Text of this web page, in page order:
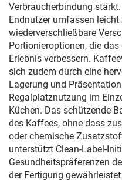
Verbraucherbindung
Endnutzer umfassen
wiederverschließbare
Portionieroptionen, die
Erlebnis verbessern.
sich zudem durch eine
Lagerung und
Regalplatznutzung im
Küchen. Das schützende
des Kaffees, ohne dass
oder chemische
unterstützt Clean-Label-
Gesundheitspräferenzen
der Fertigung